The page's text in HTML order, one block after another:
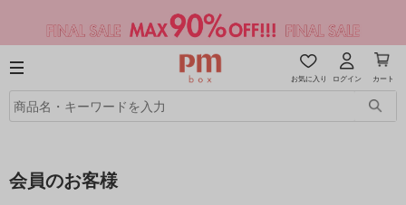
お気に入り ログイン カート
会員のお客様